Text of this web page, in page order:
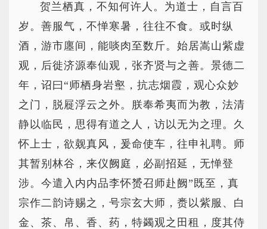
贺兰栖真，不知何许人。为道士，自言百
岁。善服气，不惮寒暑，往往不食。或时纵
酒，游市廛间，能啖肉至数斤。始居嵩山紫虚
观，后徙济源奉仙观，张齐贤与之善。景德二
年，诏曰“师栖身岩壑，抗志烟霞，观心众妙
之门，脱屣浮云之外。朕奉希夷而为教，法清
静以临民，思得有道之人，访以无为之理。久
怀上士，欲觌真风，爰命使车，往申礼聘。师
其暂别林谷，来仪阙庭，必副招延，无惮登
涉。今遣入内内品李怀赟召师赴阙”既至，真
宗作二韵诗赐之，号宗玄大师，赉以紫服、白
金、茶、帛、香、药，特蠲观之田租，度其侍